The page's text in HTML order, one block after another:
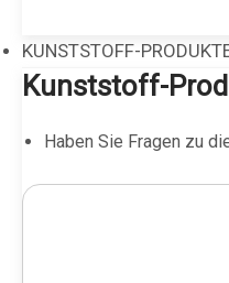
KUNSTSTOFF-
Kunststoff-
Haben Sie Fragen zu